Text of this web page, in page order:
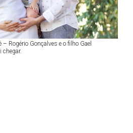
Rogério Gonçalves e o filho Gael
chegar.